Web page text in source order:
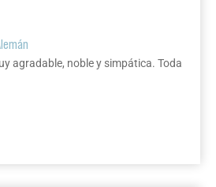
agradable, noble y simpática. Toda